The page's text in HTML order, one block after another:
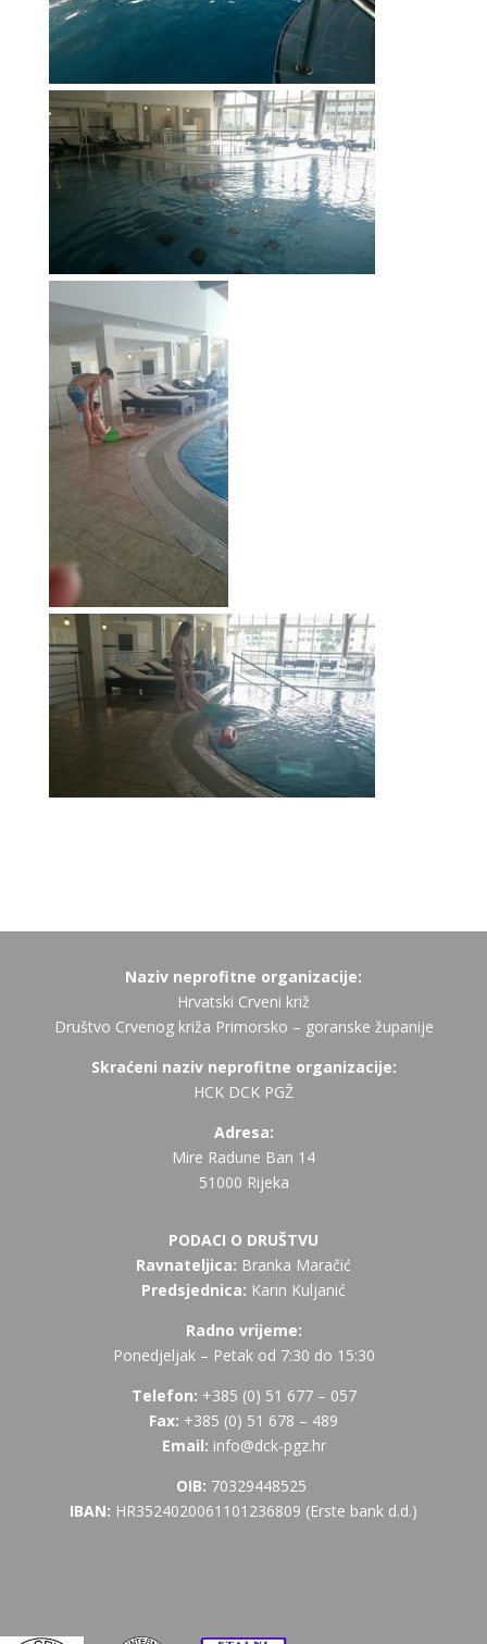
Naziv neprofitne organizacije:
Hrvatski Crveni križ
Društvo Crvenog križa Primorsko – goranske županije
Skraćeni naziv neprofitne organizacije:
HCK DCK PGŽ
Adresa:
Mire Radune Ban 14
51000 Rijeka
PODACI O DRUŠTVU
Ravnateljica: Branka Maračić
Predsjednica: Karin Kuljanić
Radno vrijeme:
Ponedjeljak – Petak od 7:30 do 15:30
Telefon: +385 (0) 51 677 – 057
Fax: +385 (0) 51 678 – 489
Email: info@dck-pgz.hr
OIB: 70329448525
IBAN: HR3524020061101236809 (Erste bank d.d.)